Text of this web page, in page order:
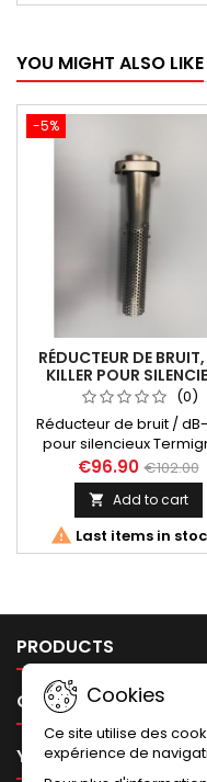
YOU MIGHT ALSO LIKE
-5%
RÉDUCTEUR DE
KILLER POUR
TERMIGNONI
H14208040INC
(0)
Réducteur de bruit /
pour silencieux
H14208040ITC et
(HONDA X-ADV, Forza
€96.90 €102.00
 Add to cart
 Last items in
PRODUCTS
OUR COMPANY
YOUR ACCOUNT
Cookies
Ce site utilise des
expérience de